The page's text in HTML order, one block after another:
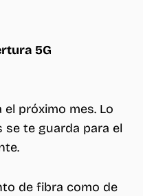
5G
próximo mes. Lo
te guarda para el
de fibra como de